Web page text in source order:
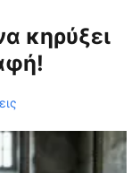
κηρύξει